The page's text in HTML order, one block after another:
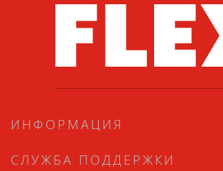
ИНФОРМАЦИЯ
СЛУЖБА ПОДДЕРЖКИ